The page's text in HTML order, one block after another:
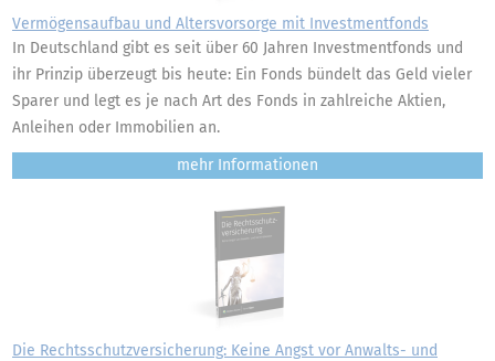
Vermögensaufbau und Altersvorsorge mit Investmentfonds
In Deutschland gibt es seit über 60 Jahren Investmentfonds und
ihr Prinzip überzeugt bis heute: Ein Fonds bündelt das Geld vieler
Sparer und legt es je nach Art des Fonds in zahlreiche Aktien,
Anleihen oder Immobilien an.
mehr
Die Rechtsschutzversicherung: Keine Angst vor Anwalts- und